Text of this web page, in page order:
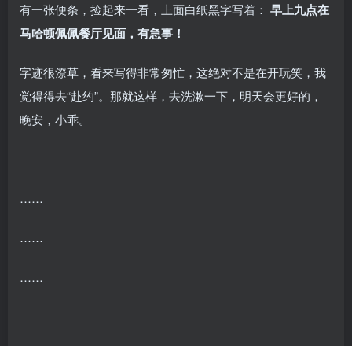
有一张便条，捡起来一看，上面白纸黑字写着： 早上九点在
马哈顿佩佩餐厅见面，有急事！
字迹很潦草，看来写得非常匆忙，这绝对不是在开玩笑，我
觉得得去“赴约”。那就这样，去洗漱一下，明天会更好的，
晚安，小乖。
……
……
……